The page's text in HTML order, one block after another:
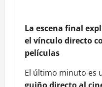
La escena final
el vínculo directo
películas
El último minuto es